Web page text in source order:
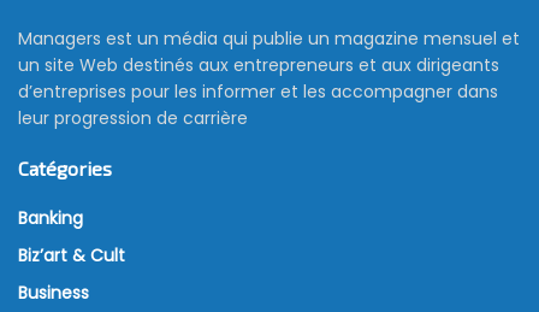
Managers est un média qui publie un magazine mensuel et
un site Web destinés aux entrepreneurs et aux dirigeants
d’entreprises pour les informer et les accompagner dans
leur progression de carrière
Catégories
Banking
Biz’art & Cult
Business